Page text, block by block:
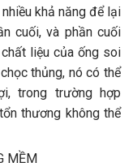
khả năng để lại
cuối, và phần cuối
liệu của ống soi
thủng, nó có thể
trong trường hợp
thương không thể